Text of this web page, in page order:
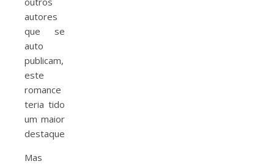
autores
que se
auto
publicam,
este
romance
teria tido
um maior
destaque.
Mas